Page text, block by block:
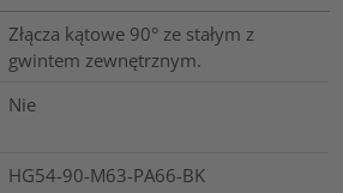
Złącza kątowe 90° ze stałym z
gwintem zewnętrznym.
Nie
HG54-90-M63-PA66-BK